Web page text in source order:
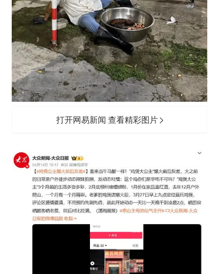
打开网易新闻 查看精彩图片